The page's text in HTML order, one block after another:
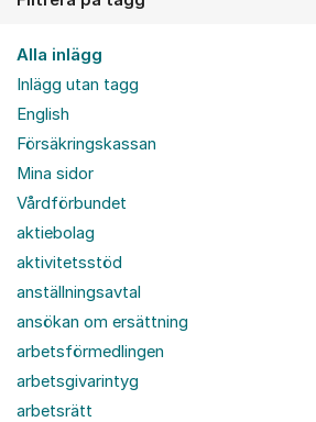
Alla inlägg
Inlägg utan tagg
English
Försäkringskassan
Mina sidor
Vårdförbundet
aktiebolag
aktivitetsstöd
anställningsavtal
ansökan om ersättning
arbetsförmedlingen
arbetsgivarintyg
arbetsrätt